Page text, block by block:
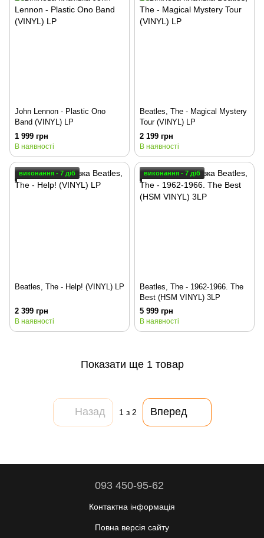
John Lennon - Plastic Ono
Band (VINYL) LP
1 999 грн
В наявності
Beatles, The - Magical Mystery
Tour (VINYL) LP
2 199 грн
В наявності
виконання - 7 діб
Beatles, The - Help! (VINYL) LP
2 399 грн
В наявності
виконання - 7 діб
Beatles, The - 1962-1966. The
Best (HSM VINYL) 3LP
5 999 грн
В наявності
Показати ще 1 товар
Назад 1 з 2 Вперед
093 450-95-62
Контактна інформація
Повна версія сайту